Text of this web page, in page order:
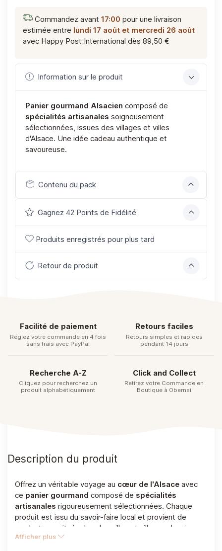
Commandez avant 17:00 pour une livraison
estimée entre lundi 17 août et mercredi 26 août
avec Happy Post International dès 89,50 €
Information sur le produit
Panier gourmand Alsacien composé de
spécialités artisanales soigneusement
sélectionnées, issues des villages et villes
d'Alsace. Une idée cadeau authentique et
savoureuse.
Contenu du pack
Gagnez 42 Points de Fidélité
Produits enregistrés pour plus tard
Retour de produit
Facilité de paiement
Réglez votre commande en 4 fois
sans frais avec PayPal
Retours faciles
Retours simples et rapides
pendant 14 jours
Recherche A-Z
Cliquez pour recherchez un
produit alphabétiquement
Click and Collect
Retirez votre Commande en
Boutique à Obernai
Description du produit
Offrez un véritable voyage au cœur de l'Alsace avec
ce panier gourmand composé de spécialités
artisanales rigoureusement sélectionnées. Chaque
produit est issu du savoir-faire local et provient de
producteurs situés dans les villes et villages alsaciens
aux alentours d'Obernai.
Afficher plus